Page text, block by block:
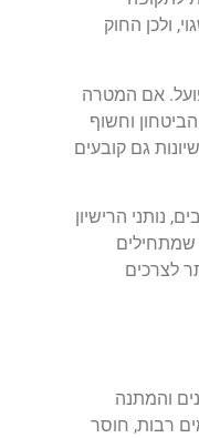
ולכן החוק
אם המטרה
וחשוף
גם קובעים
נותני הרישיון
שמתחילים
לצרכים
והמתנה
רבות, חוסר